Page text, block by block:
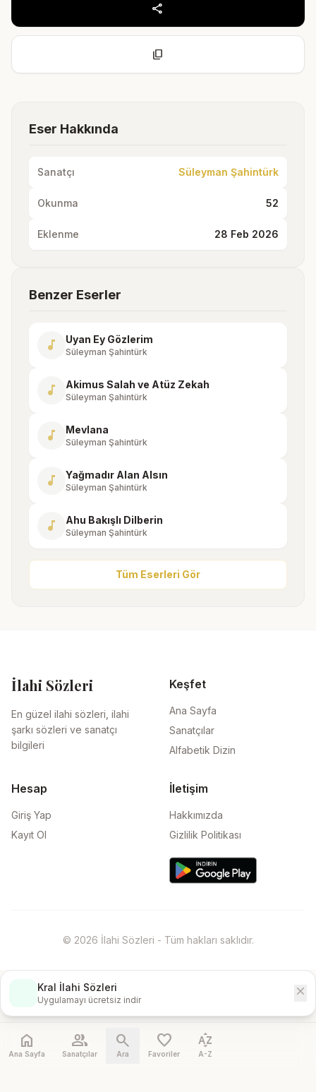
share
content_copy
Eser Hakkında
Sanatçı Süleyman Şahintürk
Okunma 52
Eklenme 28 Feb 2026
Benzer Eserler
music_note Uyan Ey Gözlerim
Süleyman Şahintürk
music_note Akimus Salah ve Atüz Zekah
Süleyman Şahintürk
music_note Mevlana
Süleyman Şahintürk
music_note Yağmadır Alan Alsın
Süleyman Şahintürk
music_note Ahu Bakışlı Dilberin
Süleyman Şahintürk
Tüm Eserleri Gör
İlahi Sözleri
En güzel ilahi sözleri, ilahi
şarkı sözleri ve sanatçı
bilgileri
Keşfet
Ana Sayfa
Sanatçılar
Alfabetik Dizin
Hesap
Giriş Yap
Kayıt Ol
İletişim
Hakkımızda
Gizlilik Politikası
© 2026 İlahi Sözleri - Tüm hakları saklıdır.
Kral İlahi Sözleri
Uygulamayı ücretsiz indir
close
home
Ana Sayfa
people
Sanatçılar
search
Ara
favorite
Favoriler
sort_by_alpha
A-Z